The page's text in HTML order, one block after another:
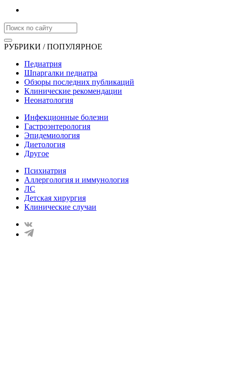
РУБРИКИ / ПОПУЛЯРНОЕ
Педиатрия
Шпаргалки педиатра
Обзоры последних публикаций
Клинические рекомендации
Неонатология
Инфекционные болезни
Гастроэнтерология
Эпидемиология
Диетология
Другое
Психиатрия
Аллергология и иммунология
ЛС
Детская хирургия
Клинические случаи